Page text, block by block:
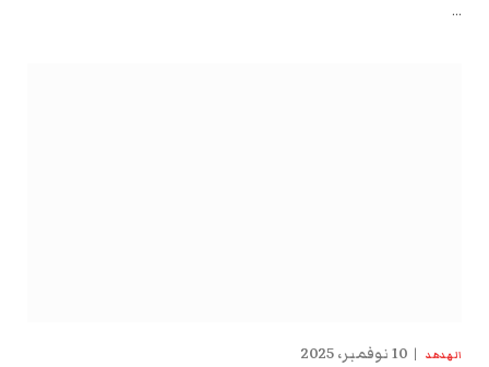
…
الهدهد 10 نوفمبر، 2025